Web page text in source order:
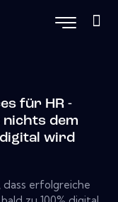
für HR -
nichts dem
wird
erfolgreiche